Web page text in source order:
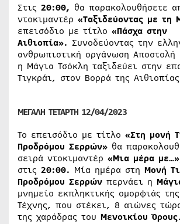
Στις 20:00, θα παρακολουθήσετε
ντοκιμαντέρ «Ταξιδεύοντας με τη
επεισόδιο με τίτλο «Πάσχα στην
Αιθιοπία». Συνοδεύοντας την
ανθρωπιστική οργάνωση
η Μάγια Τσόκλη ταξιδεύει στην
Τιγκράι, στον Βορρά της
ΜΕΓΑΛΗ ΤΕΤΑΡΤΗ 12/04/2023
Το επεισόδιο με τίτλο «Στη μονή
Προδρόμου Σερρών» θα
σειρά ντοκιμαντέρ «Μια μέρα με…»
στις 20:00. Μία ημέρα στη Μονή
Προδρόμου Σερρών περνάει η
μνημείο εκπληκτικής ομορφιάς
Τέχνης, που στέκει, 8 αιώνες
της χαράδρας του Μενοικίου Όρους.